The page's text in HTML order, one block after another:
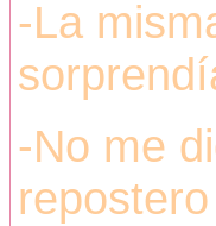
-La
-No me